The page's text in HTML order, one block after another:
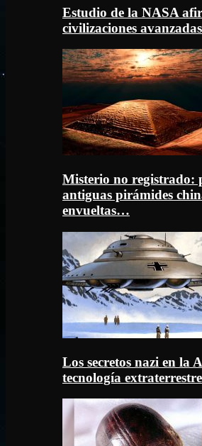
Estudio de la NASA
civilizaciones
Misterio no registrado:
antiguas pirámides
envueltas…
Los secretos nazi en la
tecnología extraterrestre